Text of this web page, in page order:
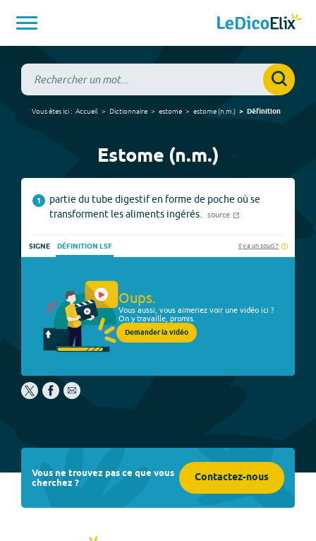
Vous êtes ici : Accueil Dictionnaire estome estome(n.m. ) Définition
Estome (n.m.)
1
partie du tube digestif en forme de poche où se
transforment les aliments ingérés.
source
SIGNE DÉFINITION LSF Il y a un souci ?
Oups.
Vous aussi, vous aimeriez voir une vidéo ici ?
On y travaille, promis.
Demander la vidéo
Vous ne trouvez pas ce que vous
cherchez ? Contactez-nous